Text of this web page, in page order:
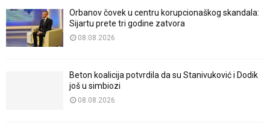
Orbanov čovek u centru korupcionaškog skandala:
Sijartu prete tri godine zatvora
08.08.2026
Beton koalicija potvrdila da su Stanivuković i Dodik
još u simbiozi
08.08.2026